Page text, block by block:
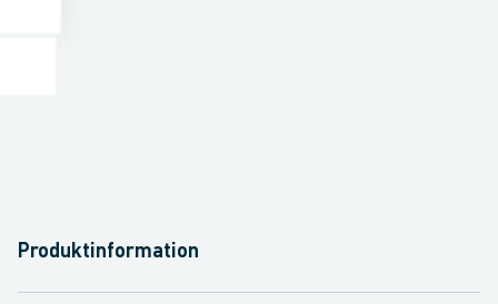
Produktinformation